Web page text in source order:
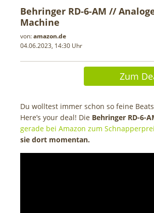
Behringer RD-6-AM //
Machine
von:amazon.de
04.06.2023, 14:30 Uhr
Zum
Du wolltest immer schon so feine
Here’s your deal! Die Behringer RD-6-
gerade bei Amazon zum
sie dort momentan.